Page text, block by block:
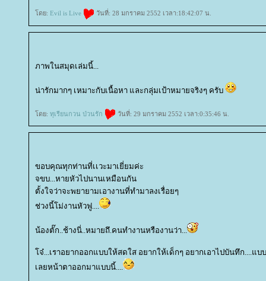
ดย: Evil is Live วันที่: 28 มกราคม 2552 เวลา:18:42:07 น.
ภาพในสมุดเล่มนี้...
น่ารักมากๆ เหมาะกับเนื้อหา และกลุ่มเป้าหมายจริงๆ ครับ
ดย: ทุเรียนกวน ป่วนรัก วันที่: 29 มกราคม 2552 เวลา:0:35:46 น.
ขอบคุณทุกท่านที่เเวะมาเยี่ยมค่ะ
จขบ...หายหัวไปนานเหมือนกัน
ตั้งใจว่าจะพยายามเอางานที่ทำมาลงเรื่อยๆ
ช่วงนี้โม่งานหัวฟู....
น้องตั๊ก..ช้างนี่..หมายถึ.คนทำงานหรืองานว่า...
จ๋...เราอยากออกแบบให้สดใส อยากให้เด็กๆ อยากเอาไปบันทึก....แบ
เลยหน้าตาออกมาแบบนี้....